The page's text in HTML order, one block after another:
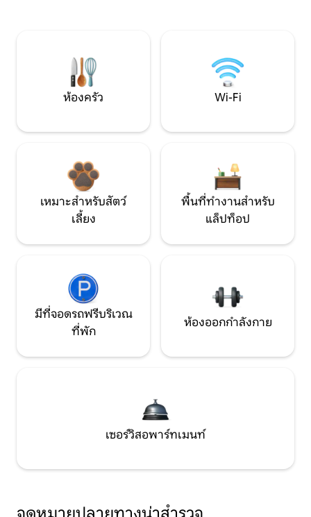
ห้องครัว Wi-Fi
เหมาะสำหรับสัตว์
เลี้ยง
พื้นที่ทำงานสำหรับ
แล็ปท็อป
มีที่จอดรถฟรีบริเวณ
ที่พัก
ห้องออกกำลังกาย
เซอร์วิสอพาร์ทเมนท์